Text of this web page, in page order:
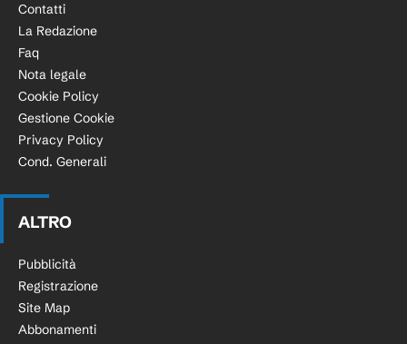
Contatti
La Redazione
Faq
Nota legale
Cookie Policy
Gestione Cookie
Privacy Policy
Cond. Generali
ALTRO
Pubblicità
Registrazione
Site Map
Abbonamenti